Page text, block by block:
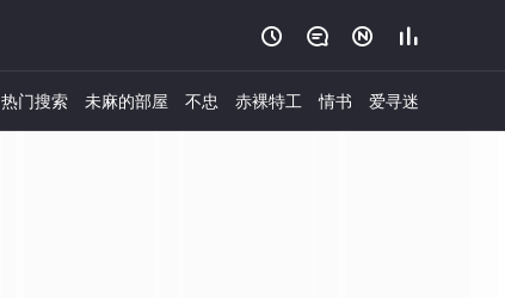
   
热门搜索 未麻的部屋 不忠 赤裸特工 情书 爱寻迷